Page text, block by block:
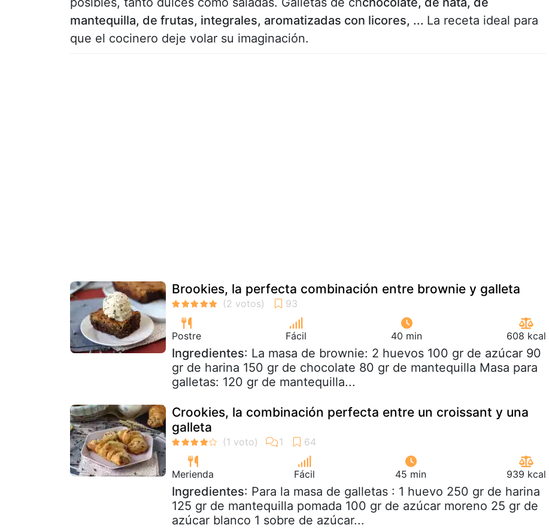
mantequilla, de frutas, integrales, aromatizadas con licores, ... La receta ideal para
que el cocinero deje volar su imaginación.
Brookies, la perfecta combinación entre brownie y galleta
Postre Fácil 40 min 608 kcal
Ingredientes: La masa de brownie: 2 huevos 100 gr de azúcar 90
gr de harina 150 gr de chocolate 80 gr de mantequilla Masa para
galletas: 120 gr de mantequilla...
Crookies, la combinación perfecta entre un croissant y una
galleta
Merienda Fácil 45 min 939 kcal
Ingredientes: Para la masa de galletas : 1 huevo 250 gr de harina
125 gr de mantequilla pomada 100 gr de azúcar moreno 25 gr de
azúcar blanco 1 sobre de azúcar...